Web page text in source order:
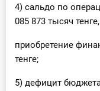
4) сальдо по
085 873 тысяч
приобретение
тенге;
5) дефицит